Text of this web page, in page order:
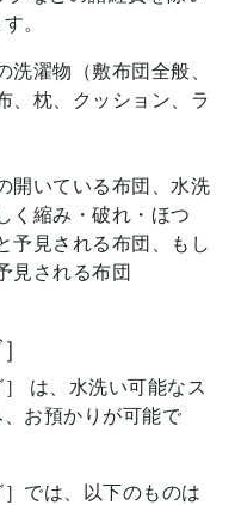
。
洗濯物（敷布団全般、
、枕、クッション、ラ
開いている布団、水洗
く縮み・破れ・ほつ
予見される布団、もし
見される布団
は、水洗い可能なス
お預かりが可能で
では、以下のものは